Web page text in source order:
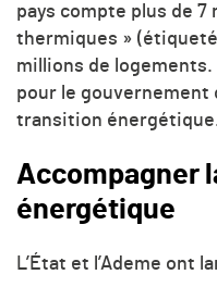
pays compte plus de
thermiques »
millions de logements.
pour le gouvernement
transition
Accompagner
énergétique
L’État et l’Ademe ont